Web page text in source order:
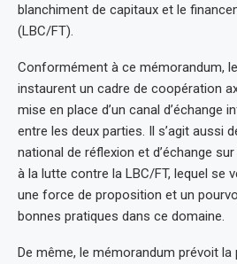
blanchiment de capitaux et le
(LBC/FT).
Conformément à ce mémorandum,
instaurent un cadre de coopération
mise en place d’un canal d’échange
entre les deux parties. Il s’agit aussi
national de réflexion et d’échange
à la lutte contre la LBC/FT, lequel se
une force de proposition et un
bonnes pratiques dans ce domaine.
De même, le mémorandum prévoit la